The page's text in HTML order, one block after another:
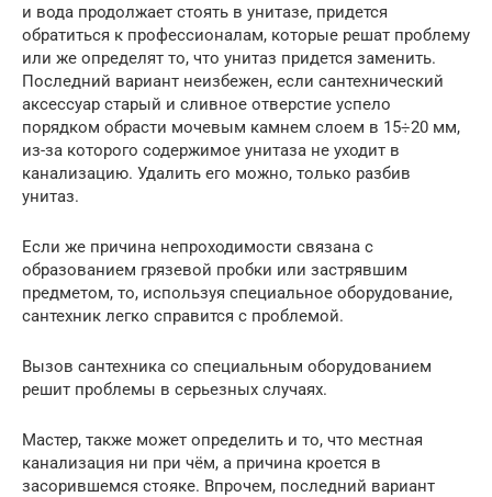
и вода продолжает стоять в унитазе, придется
обратиться к профессионалам, которые решат проблему
или же определят то, что унитаз придется заменить.
Последний вариант неизбежен, если сантехнический
аксессуар старый и сливное отверстие успело
порядком обрасти мочевым камнем слоем в 15÷20 мм,
из-за которого содержимое унитаза не уходит в
канализацию. Удалить его можно, только разбив
унитаз.
Если же причина непроходимости связана с
образованием грязевой пробки или застрявшим
предметом, то, используя специальное оборудование,
сантехник легко справится с проблемой.
Вызов сантехника со специальным оборудованием
решит проблемы в серьезных случаях.
Мастер, также может определить и то, что местная
канализация ни при чём, а причина кроется в
засорившемся стояке. Впрочем, последний вариант